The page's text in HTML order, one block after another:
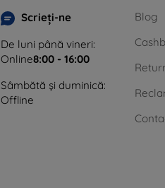
Scrieți-ne
De luni până vineri:
Online8:00 - 16:00
Sâmbătă și duminică:
Offline
Blog